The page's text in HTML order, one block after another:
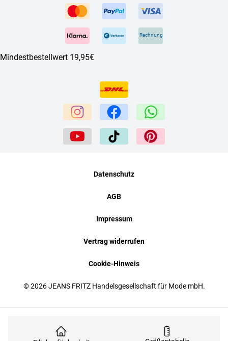
Rechnung
Mindestbestellwert 19,95€
© 2026 JEANS FRITZ Handelsgesellschaft für Mode mbH.
Datenschutz
AGB
Impressum
Vertrag widerrufen
Cookie-Hinweis